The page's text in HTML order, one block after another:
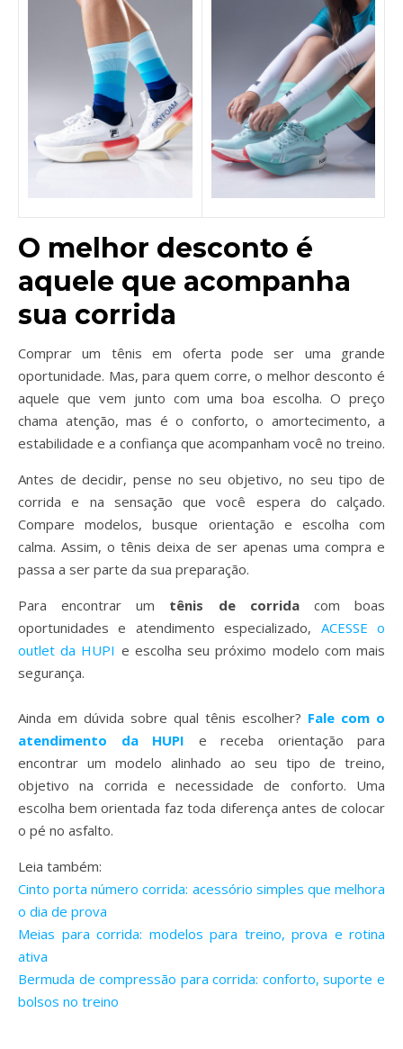
O melhor desconto é
aquele que acompanha
sua corrida
Comprar um tênis em oferta pode ser uma grande
oportunidade. Mas, para quem corre, o melhor desconto é
aquele que vem junto com uma boa escolha. O preço
chama atenção, mas é o conforto, o amortecimento, a
estabilidade e a confiança que acompanham você no treino.
Antes de decidir, pense no seu objetivo, no seu tipo de
corrida e na sensação que você espera do calçado.
Compare modelos, busque orientação e escolha com
calma. Assim, o tênis deixa de ser apenas uma compra e
passa a ser parte da sua preparação.
Para encontrar um tênis de corridacom boas
oportunidades e atendimento especializado, ACESSE o
outlet da HUPI e escolha seu próximo modelo com mais
segurança.
Ainda em dúvida sobre qual tênis escolher? Fale com o
atendimento da HUPI e receba orientação para
encontrar um modelo alinhado ao seu tipo de treino,
objetivo na corrida e necessidade de conforto. Uma
escolha bem orientada faz toda diferença antes de colocar
o pé no asfalto.
Leia também:
Cinto porta número corrida: acessório simples que melhora
o dia de prova
Meias para corrida: modelos para treino, prova e rotina
ativa
Bermuda de compressão para corrida: conforto, suporte e
bolsos no treino